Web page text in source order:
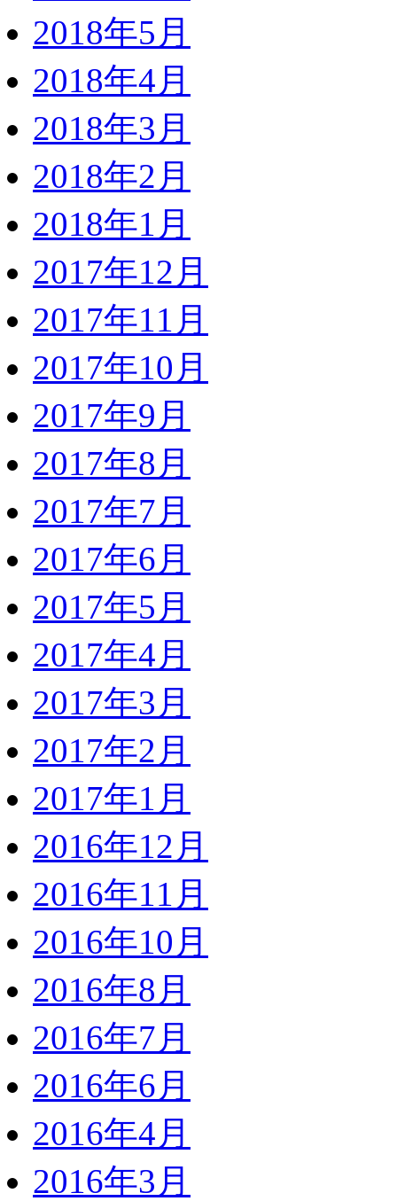
2018年5月
2018年4月
2018年3月
2018年2月
2018年1月
2017年12月
2017年11月
2017年10月
2017年9月
2017年8月
2017年7月
2017年6月
2017年5月
2017年4月
2017年3月
2017年2月
2017年1月
2016年12月
2016年11月
2016年10月
2016年8月
2016年7月
2016年6月
2016年4月
2016年3月